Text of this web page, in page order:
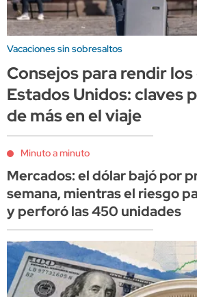
Vacaciones sin sobresaltos
Consejos para rendir
Estados Unidos: claves
de más en el viaje
Minuto a minuto
Mercados: el dólar bajó por
semana, mientras el riesgo
y perforó las 450 unidades